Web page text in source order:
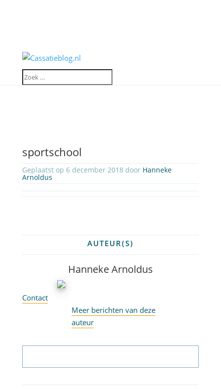
sportschool
Geplaatst op 6 december 2018 door Hanneke
Arnoldus
AUTEUR(S)
Hanneke Arnoldus
Contact
Meer berichten van deze
auteur